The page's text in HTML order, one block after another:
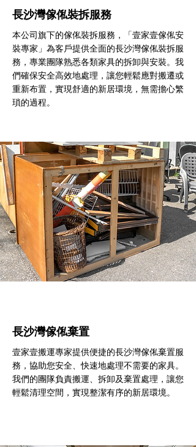
長沙灣傢俬裝拆服務
本公司旗下的傢俬裝拆服務，「壹家壹傢俬安
裝專家」為客戶提供全面的長沙灣傢俬裝拆服
務，專業團隊熟悉各類家具的拆卸與安裝。我
們確保安全高效地處理，讓您輕鬆應對搬遷或
重新布置，實現舒適的新居環境，無需擔心繁
瑣的過程。
長沙灣傢俬棄置
壹家壹搬運專家提供便捷的長沙灣傢俬棄置服
務，協助您安全、快速地處理不需要的家具。
我們的團隊負責搬運、拆卸及棄置處理，讓您
輕鬆清理空間，實現整潔有序的新居環境。